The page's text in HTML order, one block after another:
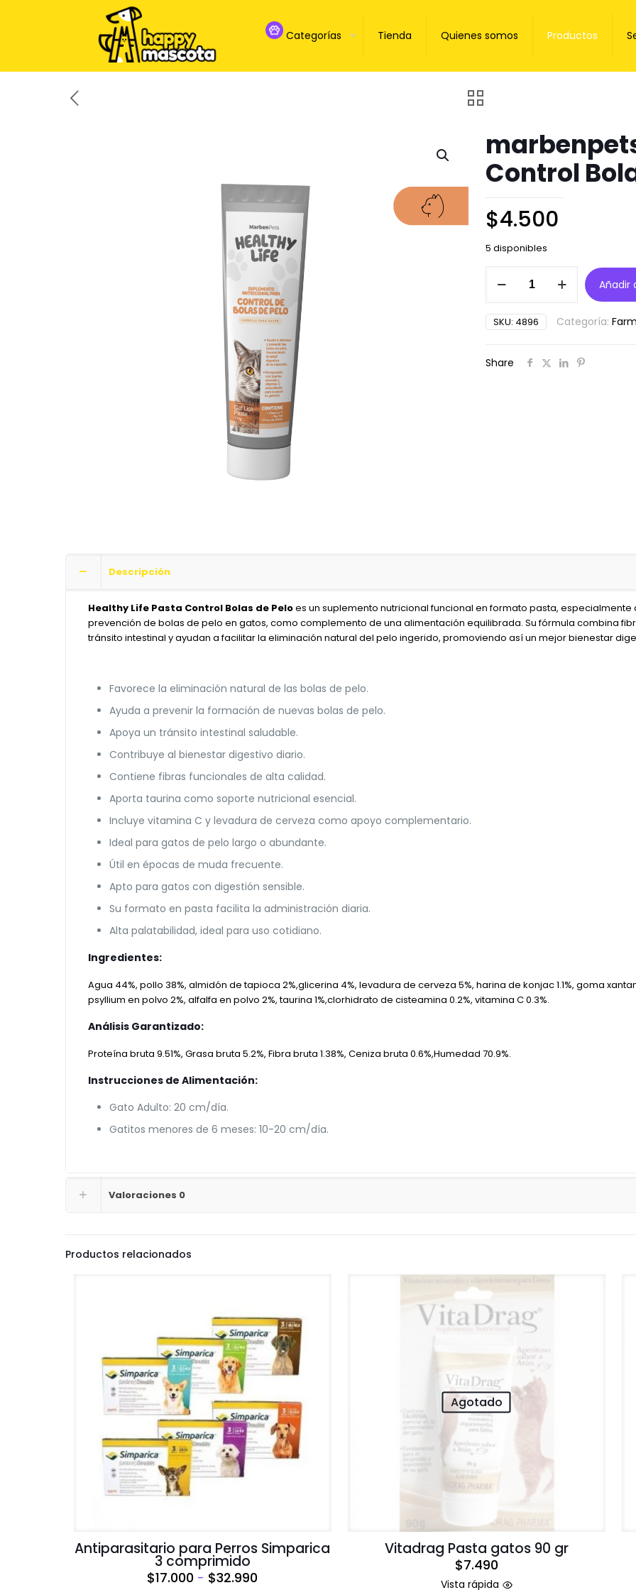
Categorías Tienda Quienes somos Productos
Control
$4.500
5 disponibles
Healthy
Pasta
Control
de
Añadir
SKU: 4896 Categoría:
Share
Descripción
Healthy Life Pasta Control Bolas de Peloes un suplemento nutricional funcional en formato pasta,
prevención de bolas de pelo en gatos, como complemento de una alimentación equilibrada. Su fórmula combina
tránsito intestinal y ayudan a facilitar la eliminación natural del pelo ingerido, promoviendo así un mejor bienestar
Favorece la eliminación natural de las bolas de pelo.
Ayuda a prevenir la formación de nuevas bolas de pelo.
Apoya un tránsito intestinal saludable.
Contribuye al bienestar digestivo diario.
Contiene fibras funcionales de alta calidad.
Aporta taurina como soporte nutricional esencial.
Incluye vitamina C y levadura de cerveza como apoyo complementario.
Ideal para gatos de pelo largo o abundante.
Útil en épocas de muda frecuente.
Apto para gatos con digestión sensible.
Su formato en pasta facilita la administración diaria.
Alta palatabilidad, ideal para uso cotidiano.
Ingredientes:
Agua 44%, pollo 38%, almidón de tapioca 2%,glicerina 4%, levadura de cerveza 5%, harina de konjac 1.1%, goma
psyllium en polvo 2%, alfalfa en polvo 2%, taurina 1%,clorhidrato de cisteamina 0.2%, vitamina C 0.3%.
Análisis Garantizado:
Proteína bruta 9.51%, Grasa bruta 5.2%, Fibra bruta 1.38%, Ceniza bruta 0.6%,Humedad 70.9%.
Instrucciones de Alimentación:
Gato Adulto: 20 cm/día.
Gatitos menores de 6 meses: 10-20 cm/día.
Valoraciones 0
Productos relacionados
Antiparasitario para Perros Simparica
3 comprimido
$17.000 - $32.990
Agotado
Vitadrag Pasta gatos 90 gr
$7.490
Vista rápida